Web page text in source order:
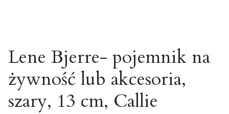
Lene Bjerre- pojemnik na
żywność lub akcesoria,
szary, 13 cm, Callie